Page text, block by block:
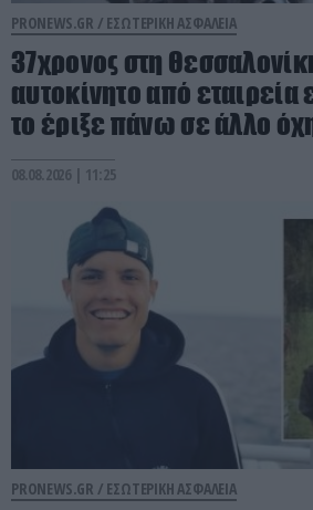
PRONEWS.GR / ΕΣΩΤΕΡΙΚΗ ΑΣΦΑΛΕΙΑ
37χρονος στη
αυτοκίνητο από εταιρεία
το έριξε πάνω σε άλλο
08.08.2026 | 11:25
PRONEWS.GR / ΕΣΩΤΕΡΙΚΗ ΑΣΦΑΛΕΙΑ